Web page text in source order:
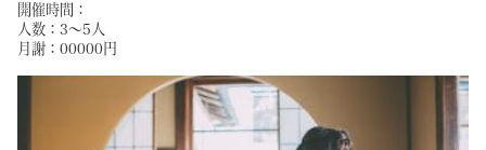
開催時間：
人数：3～5人
月謝：00000円